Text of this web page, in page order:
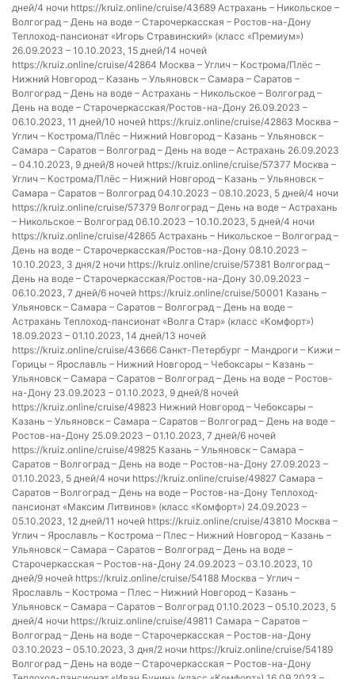
дней/4 ночи https://kruiz.online/cruise/43689 Астрахань – Никольское –
Волгоград – День на воде – Старочеркасская – Ростов-на-Дону
Теплоход-пансионат «Игорь Стравинский» (класс «Премиум»)
26.09.2023 – 10.10.2023, 15 дней/14 ночей
https://kruiz.online/cruise/42864 Москва – Углич – Кострома/Плёс –
Нижний Новгород – Казань – Ульяновск – Самара – Саратов –
Волгоград – День на воде – Астрахань – Никольское – Волгоград –
День на воде – Старочеркасская/Ростов-на-Дону 26.09.2023 –
06.10.2023, 11 дней/10 ночей https://kruiz.online/cruise/42863 Москва –
Углич – Кострома/Плёс – Нижний Новгород – Казань – Ульяновск –
Самара – Саратов – Волгоград – День на воде – Астрахань 26.09.2023
– 04.10.2023, 9 дней/8 ночей https://kruiz.online/cruise/57377 Москва –
Углич – Кострома/Плёс – Нижний Новгород – Казань – Ульяновск –
Самара – Саратов – Волгоград 04.10.2023 – 08.10.2023, 5 дней/4 ночи
https://kruiz.online/cruise/57379 Волгоград – День на воде – Астрахань
– Никольское – Волгоград 06.10.2023 – 10.10.2023, 5 дней/4 ночи
https://kruiz.online/cruise/42865 Астрахань – Никольское – Волгоград –
День на воде – Старочеркасская/Ростов-на-Дону 08.10.2023 –
10.10.2023, 3 дня/2 ночи https://kruiz.online/cruise/57381 Волгоград –
День на воде – Старочеркасская/Ростов-на-Дону 30.09.2023 –
06.10.2023, 7 дней/6 ночей https://kruiz.online/cruise/50001 Казань –
Ульяновск – Самара – Саратов – Волгоград – День на воде –
Астрахань Теплоход-пансионат «Волга Стар» (класс «Комфорт»)
18.09.2023 – 01.10.2023, 14 дней/13 ночей
https://kruiz.online/cruise/43666 Санкт-Петербург – Мандроги – Кижи –
Горицы – Ярославль – Нижний Новгород – Чебоксары – Казань –
Ульяновск – Самара – Саратов – Волгоград – День на воде – Ростов-
на-Дону 23.09.2023 – 01.10.2023, 9 дней/8 ночей
https://kruiz.online/cruise/49823 Нижний Новгород – Чебоксары –
Казань – Ульяновск – Самара – Саратов – Волгоград – День на воде –
Ростов-на-Дону 25.09.2023 – 01.10.2023, 7 дней/6 ночей
https://kruiz.online/cruise/49825 Казань – Ульяновск – Самара –
Саратов – Волгоград – День на воде – Ростов-на-Дону 27.09.2023 –
01.10.2023, 5 дней/4 ночи https://kruiz.online/cruise/49827 Самара –
Саратов – Волгоград – День на воде – Ростов-на-Дону Теплоход-
пансионат «Максим Литвинов» (класс «Комфорт») 24.09.2023 –
05.10.2023, 12 дней/11 ночей https://kruiz.online/cruise/43810 Москва –
Углич – Ярославль – Кострома – Плес – Нижний Новгород – Казань –
Ульяновск – Самара – Саратов – Волгоград – День на воде –
Старочеркасская – Ростов-на-Дону 24.09.2023 – 03.10.2023, 10
дней/9 ночей https://kruiz.online/cruise/54188 Москва – Углич –
Ярославль – Кострома – Плес – Нижний Новгород – Казань –
Ульяновск – Самара – Саратов – Волгоград 01.10.2023 – 05.10.2023, 5
дней/4 ночи https://kruiz.online/cruise/49811 Самара – Саратов –
Волгоград – День на воде – Старочеркасская – Ростов-на-Дону
03.10.2023 – 05.10.2023, 3 дня/2 ночи https://kruiz.online/cruise/54189
Волгоград – День на воде – Старочеркасская – Ростов-на-Дону